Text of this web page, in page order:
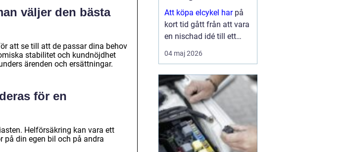
väljer den bästa
att se till att de passar dina behov
stabilitet och kundnöjdhet
ärenden och ersättningar.
för en
Helförsäkring kan vara ett
på din egen bil och på andra
Att köpa elcykel harpå
kort tid gått från att vara
en nischad idé till ett
självklart alternativ för
pendling och
ersätter elcykeln både bil
och kollektivtrafik
under...
04 maj 2026